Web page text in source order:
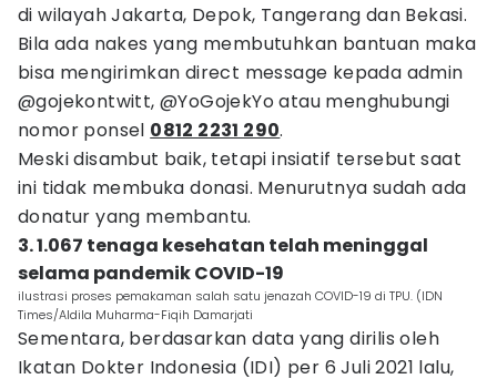
di wilayah Jakarta, Depok, Tangerang dan Bekasi.
Bila ada nakes yang membutuhkan bantuan maka
bisa mengirimkan direct message kepada admin
@gojekontwitt, @YoGojekYo atau menghubungi
nomor ponsel 0812 2231 290.
Meski disambut baik, tetapi insiatif tersebut saat
ini tidak membuka donasi. Menurutnya sudah ada
donatur yang membantu.
3. 1.067 tenaga kesehatan telah meninggal
selama pandemik COVID-19
ilustrasi proses pemakaman salah satu jenazah COVID-19 di TPU. (IDN
Times/Aldila Muharma-Fiqih Damarjati
Sementara, berdasarkan data yang dirilis oleh
Ikatan Dokter Indonesia (IDI) per 6 Juli 2021 lalu,